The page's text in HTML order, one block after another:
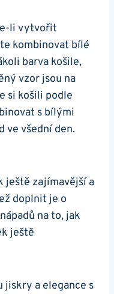
li vytvořit
⁢kombinovat bílé
barva košile,
vzor jsou na
si košili podle
s⁤ bílými
ve ⁤všední den.
ještě zajímavější a
doplnit je o
na to, jak
ještě
jiskry a elegance s